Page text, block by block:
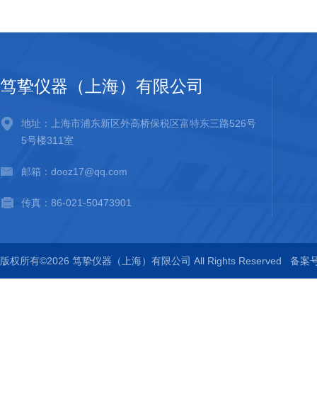
笃挚仪器（上海）有限公司
地址：上海市浦东新区外高桥保税区富特东三路526号
5号楼311室
邮箱：dooz17@qq.com
传真：86-021-50473901
版权所有©2026 笃挚仪器（上海）有限公司 All Rights Reserved 备案